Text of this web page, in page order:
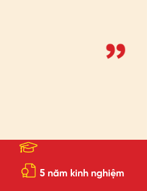
5 năm kinh nghiệm